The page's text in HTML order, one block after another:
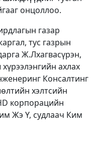
онцоллоо.
газар
тус газрын
Ж.Лхагвасүрэн,
ахлах
Консалтинг
хэлтсийн
корпорацийн
Жэ Ү, судлаач Ким